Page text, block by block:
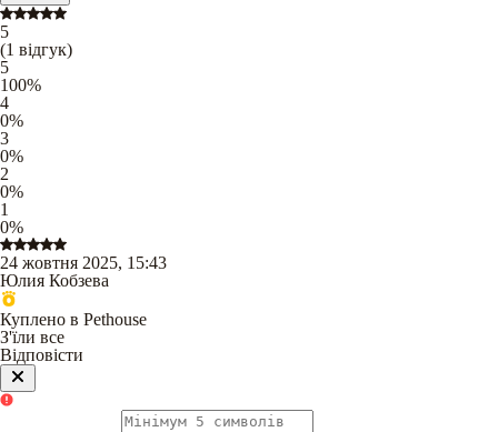
5
(1 відгук)
5
100%
4
0%
3
0%
2
0%
1
0%
24 жовтня 2025, 15:43
Юлия Кобзева
Куплено в Pethouse
З'їли все
Відповісти